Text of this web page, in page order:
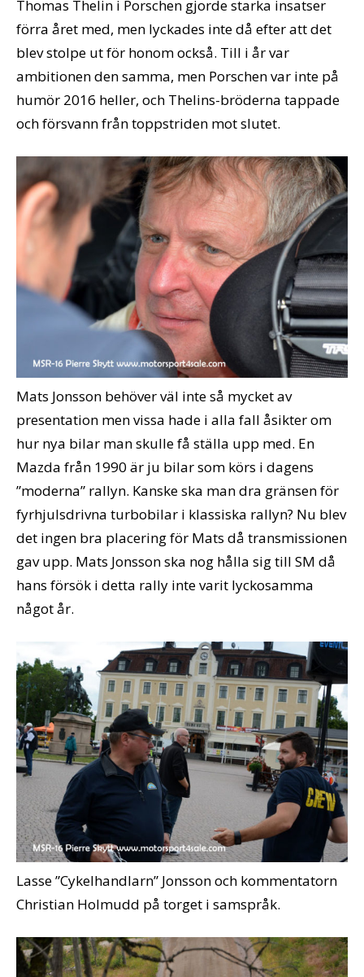
Thomas Thelin i Porschen gjorde starka insatser
förra året med, men lyckades inte då efter att det
blev stolpe ut för honom också. Till i år var
ambitionen den samma, men Porschen var inte på
humör 2016 heller, och Thelins-bröderna tappade
och försvann från toppstriden mot slutet.
Mats Jonsson behöver väl inte så mycket av
presentation men vissa hade i alla fall åsikter om
hur nya bilar man skulle få ställa upp med. En
Mazda från 1990 är ju bilar som körs i dagens
”moderna” rallyn. Kanske ska man dra gränsen för
fyrhjulsdrivna turbobilar i klassiska rallyn? Nu blev
det ingen bra placering för Mats då transmissionen
gav upp. Mats Jonsson ska nog hålla sig till SM då
hans försök i detta rally inte varit lyckosamma
något år.
Lasse ”Cykelhandlarn” Jonsson och kommentatorn
Christian Holmudd på torget i samspråk.